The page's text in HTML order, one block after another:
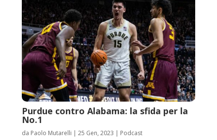
Purdue contro Alabama: la sfida per la
No.1
da Paolo Mutarelli | 25 Gen, 2023 | Podcast